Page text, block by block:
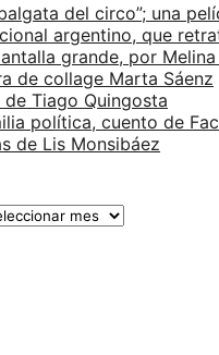
del circo”; una
argentino, que
grande, por
de collage Marta Sáenz
de Tiago Quingosta
política, cuento de
de Lis Monsibáez